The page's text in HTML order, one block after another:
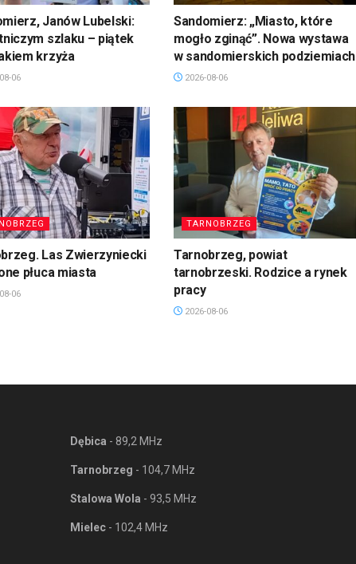
Janów Lubelski:
szlaku – piątek
krzyża
06
Sandomierz: „Miasto, które
mogło zginąć”. Nowa wystawa
w sandomierskich podziemiach
2026-08-06
Las Zwierzyniecki
płuca miasta
06
TARNOBRZEG
Tarnobrzeg, powiat
tarnobrzeski. Rodzice a rynek
pracy
2026-08-06
Dębica - 89,2 MHz
Tarnobrzeg - 104,7 MHz
Stalowa Wola - 93,5 MHz
Mielec - 102,4 MHz